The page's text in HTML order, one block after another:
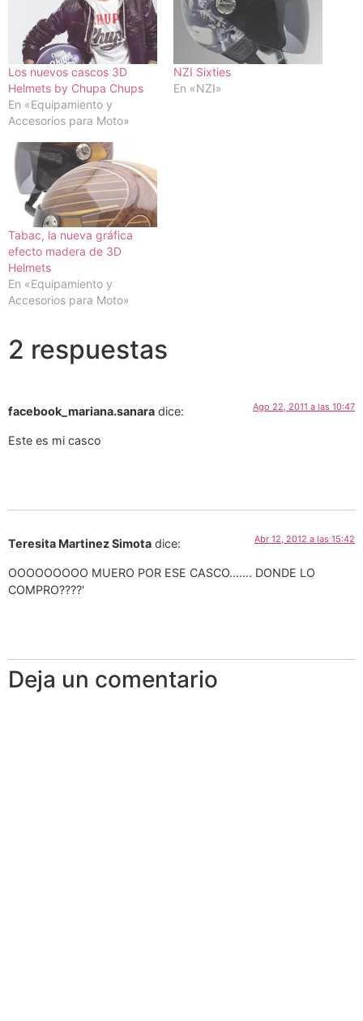
Los nuevos cascos 3D
Helmets by Chupa Chups
En «Equipamiento y
Accesorios para Moto»
NZI Sixties
En «NZI»
Tabac, la nueva gráfica
efecto madera de 3D
Helmets
En «Equipamiento y
Accesorios para Moto»
2 respuestas
facebook_mariana.sanara dice: Ago 22, 2011 a las 10:47
Este es mi casco
Teresita Martinez Simota dice: Abr 12, 2012 a las 15:42
OOOOOOOOO MUERO POR ESE CASCO……. DONDE LO
COMPRO????'
Deja un comentario